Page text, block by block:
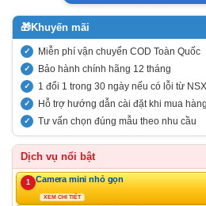
🎁Khuyến mãi
Miễn phí vận chuyển COD Toàn Quốc
Bảo hành chính hãng 12 tháng
1 đổi 1 trong 30 ngày nếu có lỗi từ NSX
Hỗ trợ hướng dẫn cài đặt khi mua hàng
Tư vấn chọn đúng mẫu theo nhu cầu
Dịch vụ nổi bật
1 Camera mini nhỏ gọn
XEM CHI TIẾT